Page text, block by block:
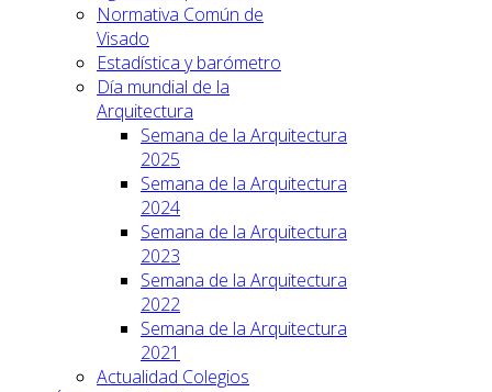
Normativa Común de
Visado
Estadística y barómetro
Día mundial de la
Arquitectura
Semana de la Arquitectura
2025
Semana de la Arquitectura
2024
Semana de la Arquitectura
2023
Semana de la Arquitectura
2022
Semana de la Arquitectura
2021
Actualidad Colegios